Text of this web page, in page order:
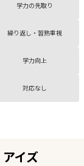
学力の先取り
繰り返し・習熟重視
学力向上
対応なし
イズ